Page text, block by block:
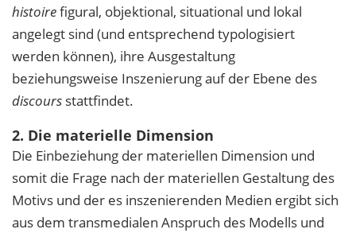
histoirefigural, objektional, situational und lokal
angelegt sind (und entsprechend typologisiert
werden können), ihre Ausgestaltung
beziehungsweise Inszenierung auf der Ebene des
discours stattfindet.
2. Die materielle Dimension
Die Einbeziehung der materiellen Dimension und
somit die Frage nach der materiellen Gestaltung des
Motivs und der es inszenierenden Medien ergibt sich
aus dem transmedialen Anspruch des Modells und